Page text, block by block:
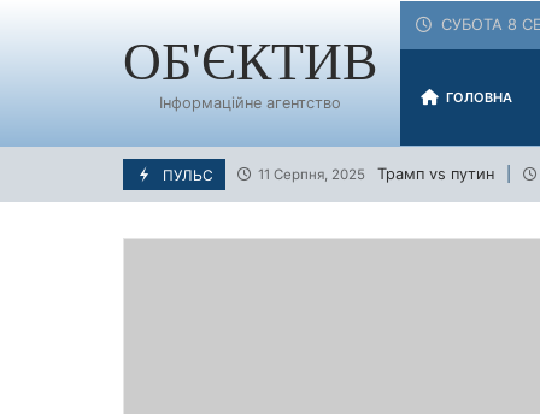
ОБ'ЄКТИВ
Інформаційне агентство
СУБОТА 8
ГОЛОВНА
ПУЛЬС 11 Серпня, 2025 Трамп vs путин